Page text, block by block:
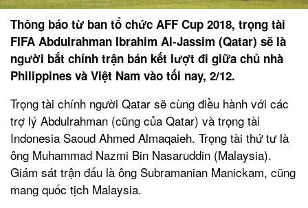
Thông báo từ ban tổ chức AFF Cup 2018, trọng tài
FIFA Abdulrahman Ibrahim Al-Jassim (Qatar) sẽ là
người bắt chính trận bán kết lượt đi giữa chủ nhà
Philippines và Việt Nam vào tối nay, 2/12.
Trọng tài chính người Qatar sẽ cùng điều hành với các
trợ lý Abdulrahman (cũng của Qatar) và trọng tài
Indonesia Saoud Ahmed Almaqaieh. Trọng tài thứ tư là
ông Muhammad Nazmi Bin Nasaruddin (Malaysia).
Giám sát trận đấu là ông Subramanian Manickam, cũng
mang quốc tịch Malaysia.